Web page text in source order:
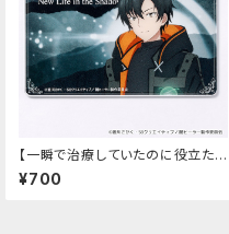
【一瞬で治療していたのに役立たず
と追放された天才治癒師、闇ヒー
ラーとして楽しく生きる】アクリルカ
¥700